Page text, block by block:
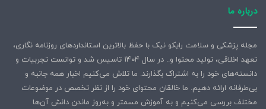
درباره ما
مجله پزشکی و سلامت رایکو نیک با حفظ بالاترین استانداردهای روزنامه نگاری،
تعهد اخلاقی، تولید محتوا و.. در سال ۱۴۰۴ تاسیس شد و توانست تجربیات و
دانسته‌های خود را به اشتراک بگذارند. ما تلاش می‌کنیم اخبار همه جانبه و
بی‌طرفانه ارائه دهیم. ما خالقان محتوای خود را از نظر تخصص در موضوعات
مختلف بررسی می‌کنیم و به آموزش مسمتر و به‌روز ماندن دانش آن‌ها